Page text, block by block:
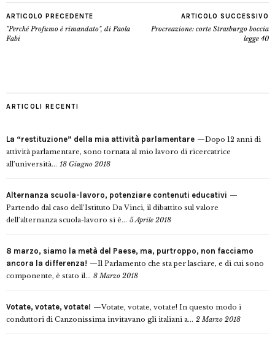
ARTICOLO PRECEDENTE
"Perché Profumo è rimandato", di Paola
Fabi
ARTICOLO SUCCESSIVO
Procreazione: corte Strasburgo boccia
legge 40
ARTICOLI RECENTI
La “restituzione” della mia attività parlamentare
Dopo 12 anni di
attività parlamentare, sono tornata al mio lavoro di ricercatrice
all’università... 18 Giugno 2018
Alternanza scuola-lavoro, potenziare contenuti educativi
Partendo dal caso dell’Istituto Da Vinci, il dibattito sul valore
dell’alternanza scuola-lavoro si è... 5 Aprile 2018
8 marzo, siamo la metà del Paese, ma, purtroppo, non facciamo
ancora la differenza!
Il Parlamento che sta per lasciare, e di cui sono
componente, è stato il... 8 Marzo 2018
Votate, votate, votate!
Votate, votate, votate! In questo modo i
conduttori di Canzonissima invitavano gli italiani a... 2 Marzo 2018